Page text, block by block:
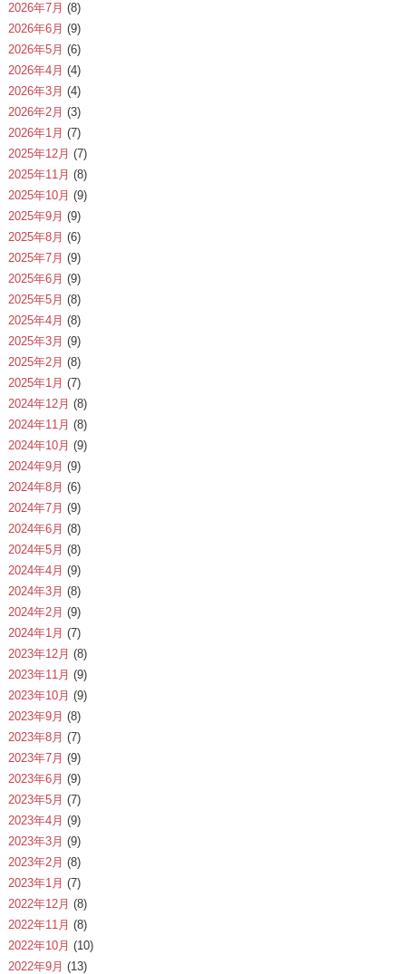
2026年7月 (8)
2026年6月 (9)
2026年5月 (6)
2026年4月 (4)
2026年3月 (4)
2026年2月 (3)
2026年1月 (7)
2025年12月 (7)
2025年11月 (8)
2025年10月 (9)
2025年9月 (9)
2025年8月 (6)
2025年7月 (9)
2025年6月 (9)
2025年5月 (8)
2025年4月 (8)
2025年3月 (9)
2025年2月 (8)
2025年1月 (7)
2024年12月 (8)
2024年11月 (8)
2024年10月 (9)
2024年9月 (9)
2024年8月 (6)
2024年7月 (9)
2024年6月 (8)
2024年5月 (8)
2024年4月 (9)
2024年3月 (8)
2024年2月 (9)
2024年1月 (7)
2023年12月 (8)
2023年11月 (9)
2023年10月 (9)
2023年9月 (8)
2023年8月 (7)
2023年7月 (9)
2023年6月 (9)
2023年5月 (7)
2023年4月 (9)
2023年3月 (9)
2023年2月 (8)
2023年1月 (7)
2022年12月 (8)
2022年11月 (8)
2022年10月 (10)
2022年9月 (13)